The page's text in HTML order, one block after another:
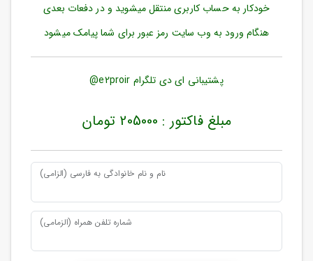
مندی
ها
خودکار به حساب کاربری منتقل میشوید و در دفعات بعدی
هنگام ورود به وب سایت رمز عبور برای شما پیامک میشود
پشتیبانی ای دی تلگرام e2proir@
مبلغ فاکتور : 205000 تومان
نام و نام خانوادگی به فارسی (الزامی)
شماره تلفن همراه (الزمامی)